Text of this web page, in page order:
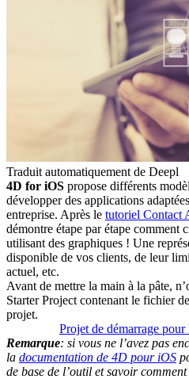
Traduit automatiquement de Deepl
4D for iOS propose différents
développer des applications
entreprise. Après le tutoriel Contact
démontre étape par étape comment
utilisant des graphiques ! Une
disponible de vos clients, de leur
actuel, etc.
Avant de mettre la main à la pâte,
Starter Project contenant le fichier
projet.
Projet de démarrage
Remarque: si vous ne l’avez pas
la documentation de 4D pour iOS
de base de l’outil et savoir